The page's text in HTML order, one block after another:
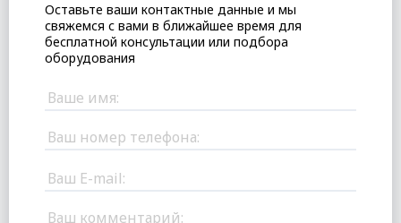
Оставьте ваши контактные данные и мы
свяжемся с вами в ближайшее время для
бесплатной консультации или подбора
оборудования